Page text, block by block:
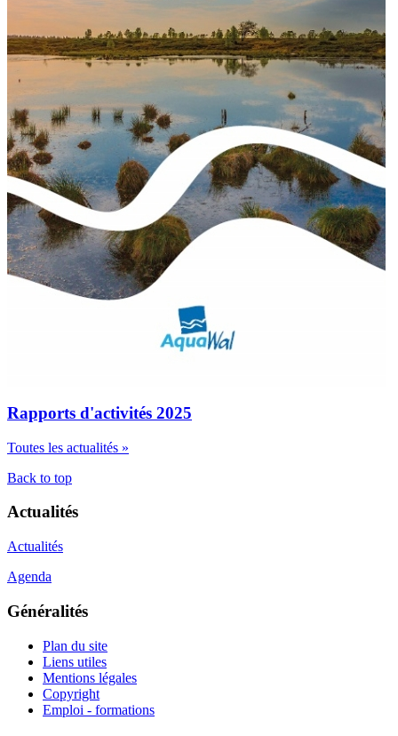
Rapports d'activités 2025
Toutes les actualités »
Back to top
Actualités
Actualités
Agenda
Généralités
Plan du site
Liens utiles
Mentions légales
Copyright
Emploi - formations